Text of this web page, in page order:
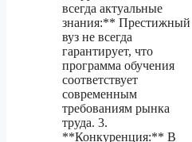
всегда актуальные
знания:** Престижный
вуз не всегда
гарантирует, что
программа обучения
соответствует
современным
требованиям рынка
труда. 3.
**Конкуренция:** В